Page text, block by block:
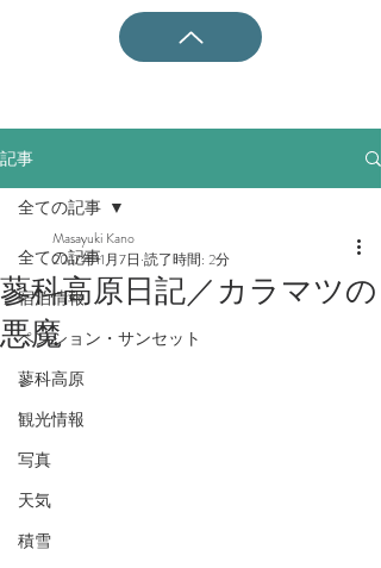
記事
全ての記事
宿泊情報
ペンション・サンセット
蓼科高原
観光情報
写真
天気
積雪
全ての記事
蓼科高原日記／カラマツの
悪魔
Masayuki Kano
2017年11月7日 読了時間: 2分